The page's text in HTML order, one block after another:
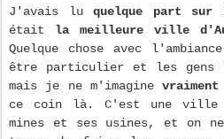
J'avais lu quelque part sur
était la meilleure ville
Quelque chose avec
être particulier et les gens
mais je ne m'imagine
ce coin là. C'est une ville
mines et ses usines, et on